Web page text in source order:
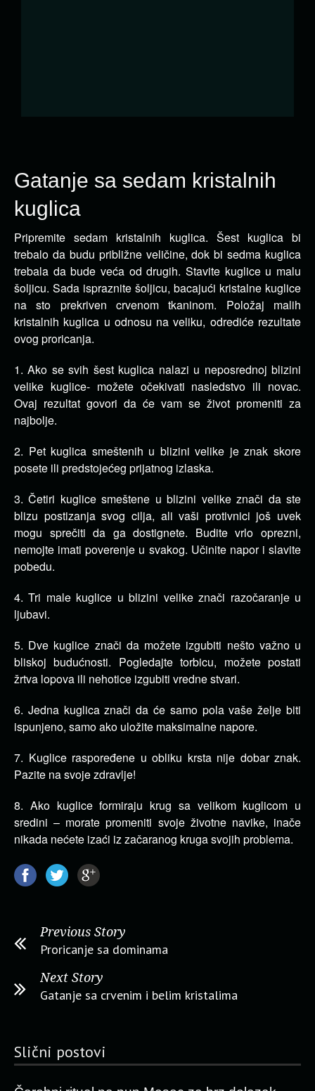
Gatanje sa sedam kristalnih
kuglica
Pripremite sedam kristalnih kuglica. Šest kuglica bi
trebalo da budu približne veličine, dok bi sedma kuglica
trebala da bude veća od drugih. Stavite kuglice u malu
šoljicu. Sada ispraznite šoljicu, bacajući kristalne kuglice
na sto prekriven crvenom tkaninom. Položaj malih
kristalnih kuglica u odnosu na veliku, odrediće rezultate
ovog proricanja.
1. Ako se svih šest kuglica nalazi u neposrednoj blizini
velike kuglice- možete očekivati nasledstvo ili novac.
Ovaj rezultat govori da će vam se život promeniti za
najbolje.
2. Pet kuglica smeštenih u blizini velike je znak skore
posete ili predstojećeg prijatnog izlaska.
3. Četiri kuglice smeštene u blizini velike znači da ste
blizu postizanja svog cilja, ali vaši protivnici još uvek
mogu sprečiti da ga dostignete. Budite vrlo oprezni,
nemojte imati poverenje u svakog. Učinite napor i slavite
pobedu.
4. Tri male kuglice u blizini velike znači razočaranje u
ljubavi.
5. Dve kuglice znači da možete izgubiti nešto važno u
bliskoj budućnosti. Pogledajte torbicu, možete postati
žrtva lopova ili nehotice izgubiti vredne stvari.
6. Jedna kuglica znači da će samo pola vaše želje biti
ispunjeno, samo ako uložite maksimalne napore.
7. Kuglice raspoređene u obliku krsta nije dobar znak.
Pazite na svoje zdravlje!
8. Ako kuglice formiraju krug sa velikom kuglicom u
sredini – morate promeniti svoje životne navike, inače
nikada nećete izaći iz začaranog kruga svojih problema.
Previous Story
Proricanje sa dominama
Next Story
Gatanje sa crvenim i belim kristalima
Slični postovi